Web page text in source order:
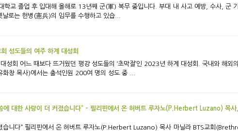
로는 헌병(憲兵)의 임무를 수행하고 있습...
성도들의 여주 하계 대성회
여주 평강제일연수원에
창 목사)에서는 출석인원 200여 명의 성도 중 ...
온 허버트 루자노(P.Herbert Luzano) 목사, 마닐라 BTS교회(Brethrens & the
Saints Church) 코로나 팬데믹